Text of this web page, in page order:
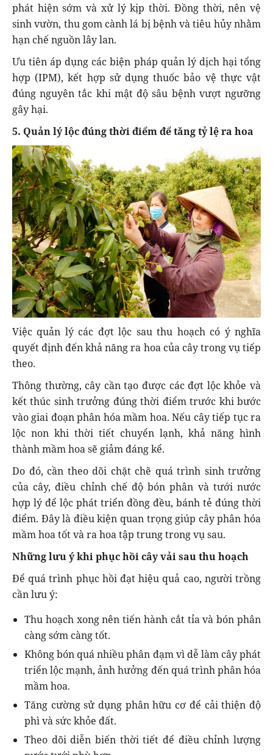
phát hiện sớm và xử lý kịp thời. Đồng thời, nên vệ
sinh vườn, thu gom cành lá bị bệnh và tiêu hủy nhằm
hạn chế nguồn lây lan.
Ưu tiên áp dụng các biện pháp quản lý dịch hại tổng
hợp (IPM), kết hợp sử dụng thuốc bảo vệ thực vật
đúng nguyên tắc khi mật độ sâu bệnh vượt ngưỡng
gây hại.
5. Quản lý lộc đúng thời điểm để tăng tỷ lệ ra hoa
Việc quản lý các đợt lộc sau thu hoạch có ý nghĩa
quyết định đến khả năng ra hoa của cây trong vụ tiếp
theo.
Thông thường, cây cần tạo được các đợt lộc khỏe và
kết thúc sinh trưởng đúng thời điểm trước khi bước
vào giai đoạn phân hóa mầm hoa. Nếu cây tiếp tục ra
lộc non khi thời tiết chuyển lạnh, khả năng hình
thành mầm hoa sẽ giảm đáng kể.
Do đó, cần theo dõi chặt chẽ quá trình sinh trưởng
của cây, điều chỉnh chế độ bón phân và tưới nước
hợp lý để lộc phát triển đồng đều, bánh tẻ đúng thời
điểm. Đây là điều kiện quan trọng giúp cây phân hóa
mầm hoa tốt và ra hoa tập trung trong vụ sau.
Những lưu ý khi phục hồi cây vải sau thu hoạch
Để quá trình phục hồi đạt hiệu quả cao, người trồng
cần lưu ý:
Thu hoạch xong nên tiến hành cắt tỉa và bón phân
càng sớm càng tốt.
Không bón quá nhiều phân đạm vì dễ làm cây phát
triển lộc mạnh, ảnh hưởng đến quá trình phân hóa
mầm hoa.
Tăng cường sử dụng phân hữu cơ để cải thiện độ
phì và sức khỏe đất.
Theo dõi diễn biến thời tiết để điều chỉnh lượng